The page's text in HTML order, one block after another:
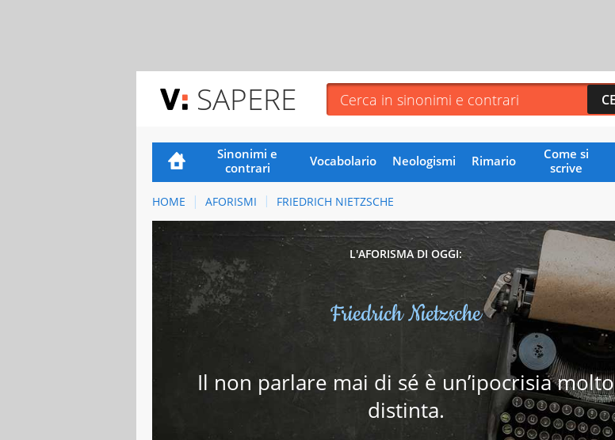
SAPERE
Sinonimi e
contrari
Vocabolario Neologismi Rimario
Come si
scrive
HOME AFORISMI FRIEDRICH NIETZSCHE
L'AFORISMA DI OGGI:
Friedrich Nietzsche
Il non parlare mai di sé è un’ipocrisia molto
distinta.